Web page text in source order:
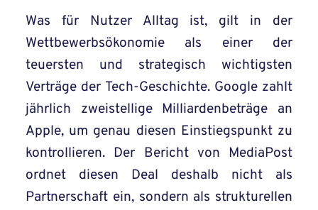
Was für Nutzer Alltag ist, gilt in der
Wettbewerbsökonomie als einer der
teuersten und strategisch wichtigsten
Verträge der Tech-Geschichte. Google zahlt
jährlich zweistellige Milliardenbeträge an
Apple, um genau diesen Einstiegspunkt zu
kontrollieren. Der Bericht von MediaPost
ordnet diesen Deal deshalb nicht als
Partnerschaft ein, sondern als strukturellen